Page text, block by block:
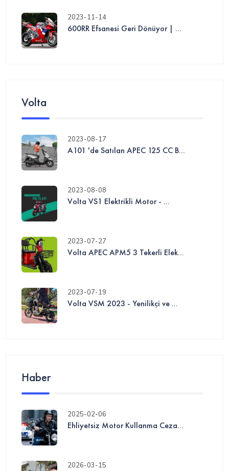
2023-11-14
600RR Efsanesi Geri Dönüyor | ...
Volta
2023-08-17
A101 'de Satılan APEC 125 CC B...
2023-08-08
Volta VS1 Elektrikli Motor - ...
2023-07-27
Volta APEC APM5 3 Tekerli Elek...
2023-07-19
Volta VSM 2023 - Yenilikçi ve ...
Haber
2025-02-06
Ehliyetsiz Motor Kullanma Ceza...
2026-03-15